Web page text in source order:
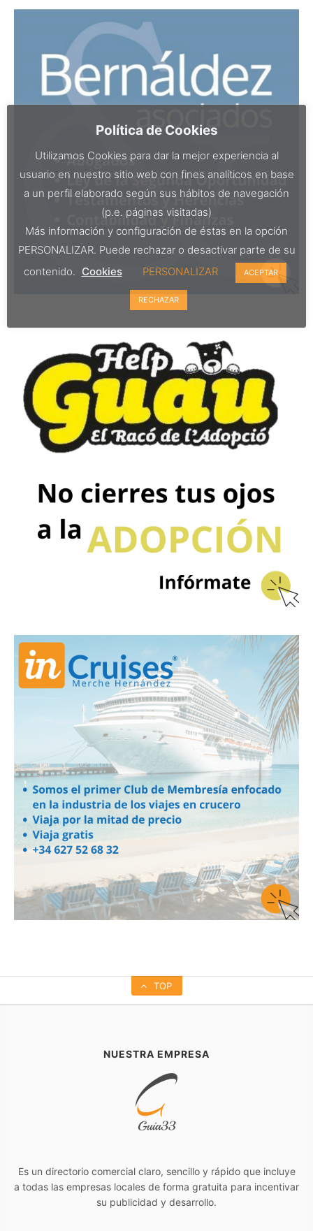
TOP
NUESTRA EMPRESA
Es un directorio comercial claro, sencillo y rápido que incluye
a todas las empresas locales de forma gratuita para incentivar
su publicidad y desarrollo.
Política de Cookies
Utilizamos Cookies para dar la mejor experiencia al
usuario en nuestro sitio web con fines analíticos en base
a un perfil elaborado según sus hábitos de navegación
(p.e. páginas visitadas)
Más información y configuración de éstas en la opción
PERSONALIZAR. Puede rechazar o desactivar parte de su
contenido. Cookies PERSONALIZAR ACEPTAR
RECHAZAR